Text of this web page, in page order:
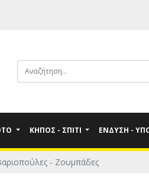
ΚΉΠΟΣ - ΣΠΊΤΙ ΈΝΔΥΣΗ -
- Ζουμπάδες